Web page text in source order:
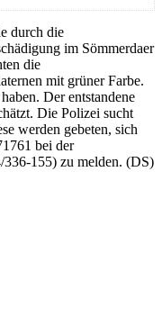
durch die
im Sömmerdaer
die
mit grüner Farbe.
Der entstandene
Die Polizei sucht
werden gebeten, sich
bei der
155) zu melden. (DS)